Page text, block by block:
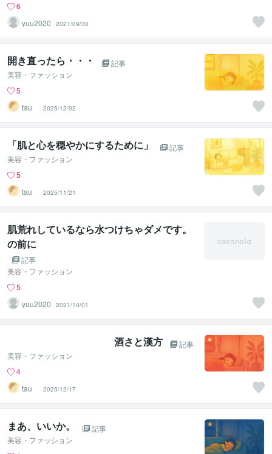
6
yuu2020
2021/09/30
開き直ったら・・・
記事
美容・ファッション
5
tau _
2025/12/02
「肌と心を穏やかにするために」
記事
美容・ファッション
5
tau _
2025/11/21
肌荒れしているなら水つけちゃダメです。
の前に
記事
美容・ファッション
5
yuu2020
2021/10/01
酒さと漢方
記事
美容・ファッション
4
tau _
2025/12/17
まあ、いいか。
記事
美容・ファッション